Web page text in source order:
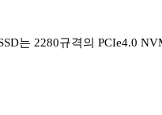
는 2280규격의 PCIe4.0